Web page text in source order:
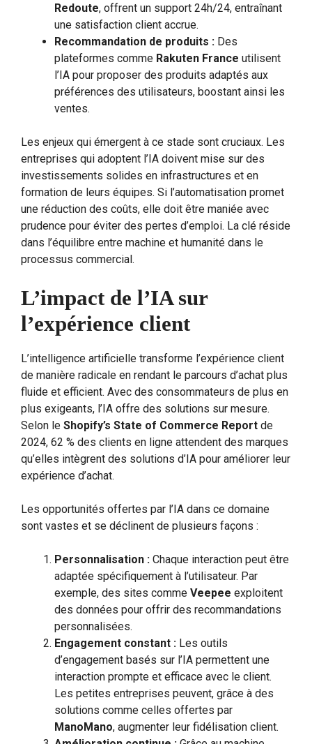
Redoute, offrent un support 24h/24, entraînant
une satisfaction client accrue.
Recommandation de produits : Des
plateformes comme Rakuten France utilisent
l’IA pour proposer des produits adaptés aux
préférences des utilisateurs, boostant ainsi les
ventes.
Les enjeux qui émergent à ce stade sont cruciaux. Les
entreprises qui adoptent l’IA doivent mise sur des
investissements solides en infrastructures et en
formation de leurs équipes. Si l’automatisation promet
une réduction des coûts, elle doit être maniée avec
prudence pour éviter des pertes d’emploi. La clé réside
dans l’équilibre entre machine et humanité dans le
processus commercial.
L’impact de l’IA sur
l’expérience client
L’intelligence artificielle transforme l’expérience client
de manière radicale en rendant le parcours d’achat plus
fluide et efficient. Avec des consommateurs de plus en
plus exigeants, l’IA offre des solutions sur mesure.
Selon le Shopify’s State of Commerce Report de
2024, 62 % des clients en ligne attendent des marques
qu’elles intègrent des solutions d’IA pour améliorer leur
expérience d’achat.
Les opportunités offertes par l’IA dans ce domaine
sont vastes et se déclinent de plusieurs façons :
Personnalisation : Chaque interaction peut être
adaptée spécifiquement à l’utilisateur. Par
exemple, des sites comme Veepee exploitent
des données pour offrir des recommandations
personnalisées.
Engagement constant : Les outils
d’engagement basés sur l’IA permettent une
interaction prompte et efficace avec le client.
Les petites entreprises peuvent, grâce à des
solutions comme celles offertes par
ManoMano, augmenter leur fidélisation client.